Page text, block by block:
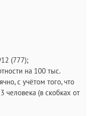
(777);
на 100 тыс.
с учётом того, что
человека (в скобках от